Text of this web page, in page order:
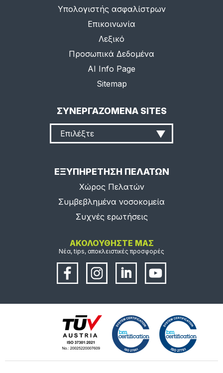
Υπολογιστής ασφαλίστρων
Επικοινωνία
Λεξικό
Προσωπικά Δεδομένα
AI Info Page
Sitemap
ΣΥΝΕΡΓΑΖΟΜΕΝΑ SITES
Επιλέξτε
ΕΞΥΠΗΡΕΤΗΣΗ ΠΕΛΑΤΩΝ
Χώρος Πελατών
Συμβεβλημένα νοσοκομεία
Συχνές ερωτήσεις
ΑΚΟΛΟΥΘΗΣΤΕ ΜΑΣ
Νέα, tips, αποκλειστικές προσφορές